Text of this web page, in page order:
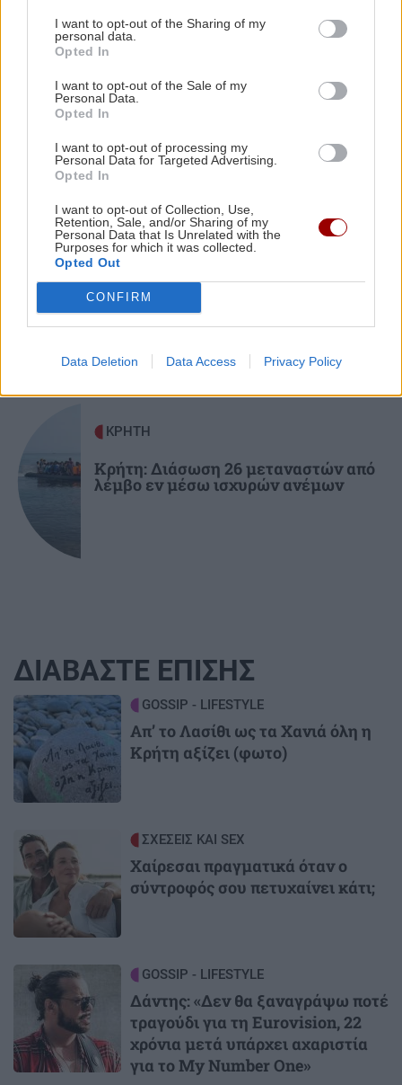
I want to opt-out of the Sharing of my
personal data.
Opted In
I want to opt-out of the Sale of my
Personal Data.
Opted In
I want to opt-out of processing my
Personal Data for Targeted Advertising.
Opted In
I want to opt-out of Collection, Use,
Retention, Sale, and/or Sharing of my
Personal Data that Is Unrelated with the
Purposes for which it was collected.
Opted Out
CONFIRM
Data Deletion Data Access Privacy Policy
πίσω του το «Avatar»
22:46
ΟΙΚΟΝΟΜΙΑ
Συντάξεις Σεπτεμβρίου 2026: Αυτές είναι οι
ΚΟΣΜΟΣ
ΗΠΑ: Με κάμερες σώματος οι πράκτορες της
ICE πριν το τέλος του μήνα
ΟΜΟΡΦΙΑ
Πώς θα πετύχετε το σέξι makeup
trend
ΚΟΣΜΟΣ
Στο «τελικό στάδιο» η συμφωνία Ιράν
και Ομάν για τα Στενά του Ορμούζ: Οι
όροι της Τεχεράνης προς τις ΗΠΑ
ΚΡΗΤΗ
Κρήτη: Διάσωση 26 μεταναστών από
λέμβο εν μέσω ισχυρών ανέμων
ΔΙΑΒΑΣΤΕ ΕΠΙΣΗΣ
Image GOSSIP - LIFESTYLE
Απ’ το Λασίθι ως τα Χανιά όλη η
Κρήτη αξίζει (φωτο)
Image ΣΧΕΣΕΙΣ ΚΑΙ SEX
Χαίρεσαι πραγματικά όταν ο
σύντροφός σου πετυχαίνει κάτι;
Image GOSSIP - LIFESTYLE
Δάντης: «Δεν θα ξαναγράψω ποτέ
τραγούδι για τη Eurovision, 22
χρόνια μετά υπάρχει αχαριστία
για το My Number One»